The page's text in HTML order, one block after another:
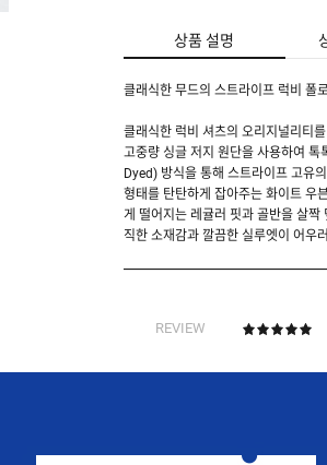
상품 설명
클래식한 무드의 스트라이프 럭비 폴
클래식한 럭비 셔츠의 오리지널리티
고중량 싱글 저지 원단을 사용하여
Dyed) 방식을 통해 스트라이프 고유
형태를 탄탄하게 잡아주는 화이트 우
게 떨어지는 레귤러 핏과 골반을 살
직한 소재감과 깔끔한 실루엣이 어우
REVIEW